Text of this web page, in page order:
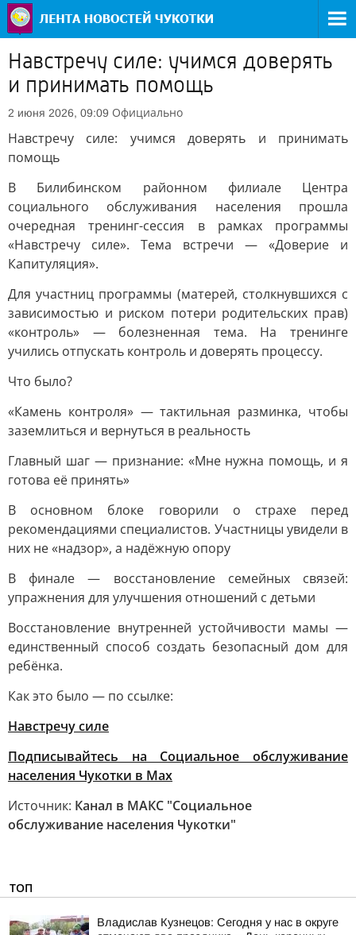
Навстречу силе: учимся доверять
и принимать помощь
2 июня 2026, 09:09 Официально
Навстречу силе: учимся доверять и принимать
помощь
В Билибинском районном филиале Центра
социального обслуживания населения прошла
очередная тренинг-сессия в рамках программы
«Навстречу силе». Тема встречи — «Доверие и
Капитуляция».
Для участниц программы (матерей, столкнувшихся с
зависимостью и риском потери родительских прав)
«контроль» — болезненная тема. На тренинге
учились отпускать контроль и доверять процессу.
Что было?
«Камень контроля» — тактильная разминка, чтобы
заземлиться и вернуться в реальность
Главный шаг — признание: «Мне нужна помощь, и я
готова её принять»
В основном блоке говорили о страхе перед
рекомендациями специалистов. Участницы увидели в
них не «надзор», а надёжную опору
В финале — восстановление семейных связей:
упражнения для улучшения отношений с детьми
Восстановление внутренней устойчивости мамы —
единственный способ создать безопасный дом для
ребёнка.
Как это было — по ссылке:
Навстречу силе
Подписывайтесь на Социальное обслуживание
населения Чукотки в Max
Источник: Канал в МАКС "Социальное
обслуживание населения Чукотки"
ТОП
Владислав Кузнецов: Сегодня у нас в округе